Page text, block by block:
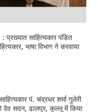
साहित्यकार पंडित
भाषा विभाग ने करवाया
पं. चंद्रधर शर्मा गुलेरी
देव सदन, ढालपुर, कुल्लू में किया